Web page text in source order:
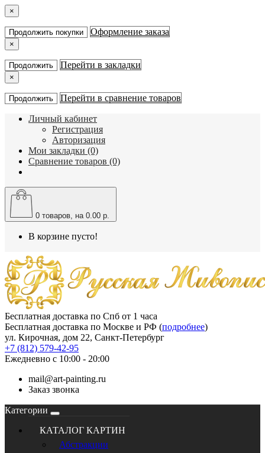
×
Продолжить покупки Оформление заказа
×
Продолжить Перейти в закладки
×
Продолжить Перейти в сравнение товаров
Личный кабинет
Регистрация
Авторизация
Мои закладки (0)
Сравнение товаров (0)
0 товаров, на 0.00 р.
В корзине пусто!
Бесплатная доставка по Спб от 1 часа
Бесплатная доставка по Москве и РФ (подробнее)
ул. Кирочная, дом 22, Санкт-Петербург
+7 (812) 579-42-95
Ежедневно с 10:00 - 20:00
mail@art-painting.ru
Заказ звонка
Категории
КАТАЛОГ КАРТИН
Абстракции